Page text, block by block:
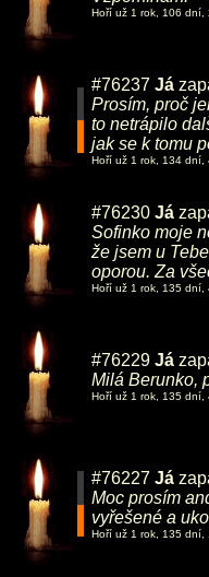
Hoří už 1 rok, 106 dní,
#76237 Já
Prosím, proč
to netrápilo
jak se k tomu
Hoří už 1 rok, 134 dní,
#76230 Já
Sofinko moje
že jsem u
oporou. Za
Hoří už 1 rok, 135 dní,
#76229 Já
Milá Berunko,
Hoří už 1 rok, 135 dní,
#76227 Já
Moc prosím
vyřešené a
Hoří už 1 rok, 135 dní,